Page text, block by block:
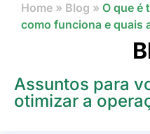
Home » Blog » O que é
como funciona e quais
Assuntos para
otimizar a